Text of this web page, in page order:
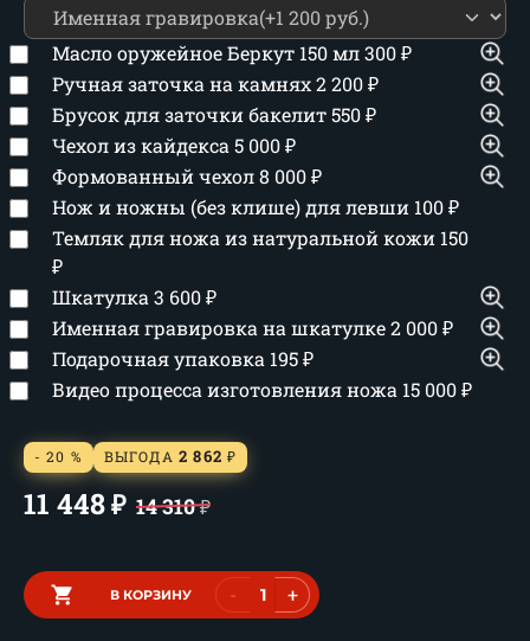
Масло оружейное Беркут 150 мл300₽
Ручная заточка на камнях2 200₽
Брусок для заточки бакелит550₽
Чехол из кайдекса 5 000₽
Формованный чехол8 000₽
Нож и ножны (без клише) для левши 100₽
Темляк для ножа из натуральной кожи 150
₽
Шкатулка 3 600₽
Именная гравировка на шкатулке2 000₽
Подарочная упаковка 195₽
Видео процесса изготовления ножа 15 000₽
- 20 % ВЫГОДА 2 862 ₽
11 448₽ 14 310₽
В КОРЗИНУ - +